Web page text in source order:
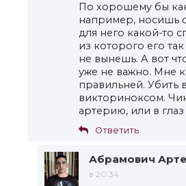
По хорошему бы
например, носишь
для него какой-то
из которого его
не вынешь. А вот
уже не важно. Мне
правильней. Убить
викториноксом.
артерию, или в глаз
Ответить
Абрамович
в 20:34